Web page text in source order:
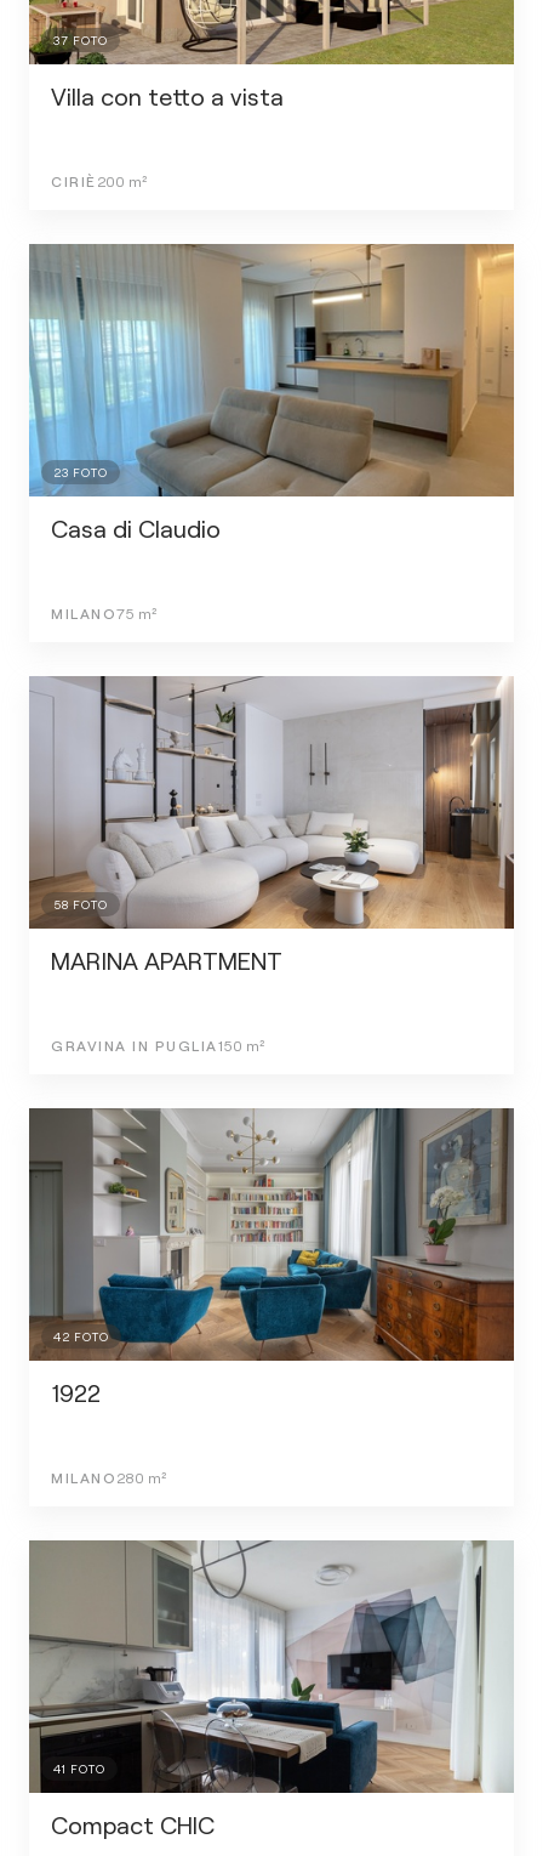
37 FOTO
Villa con tetto a vista
CIRIÈ 200 m²
23 FOTO
Casa di Claudio
MILANO75 m²
58 FOTO
MARINA APARTMENT
GRAVINA IN PUGLIA 150 m²
42 FOTO
1922
MILANO 280 m²
41 FOTO
Compact CHIC